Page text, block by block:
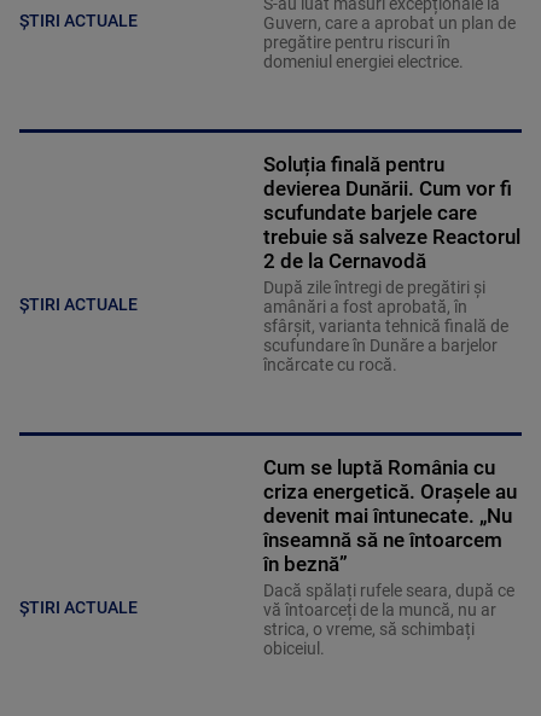
ȘTIRI ACTUALE
Guvern, care a aprobat un plan de
pregătire pentru riscuri în
domeniul energiei electrice.
ȘTIRI ACTUALE
Soluția finală pentru
devierea Dunării. Cum vor fi
scufundate barjele care
trebuie să salveze Reactorul
2 de la Cernavodă
După zile întregi de pregătiri și
amânări a fost aprobată, în
sfârșit, varianta tehnică finală de
scufundare în Dunăre a barjelor
încărcate cu rocă.
ȘTIRI ACTUALE
Cum se luptă România cu
criza energetică. Orașele au
devenit mai întunecate. „Nu
înseamnă să ne întoarcem
în beznă”
Dacă spălați rufele seara, după ce
vă întoarceți de la muncă, nu ar
strica, o vreme, să schimbați
obiceiul.